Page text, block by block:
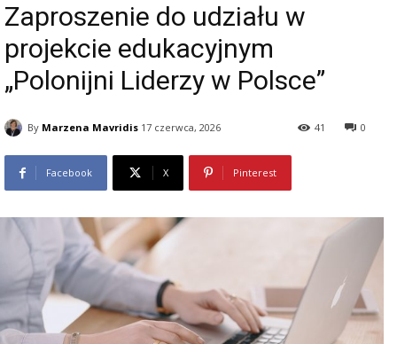
Zaproszenie do udziału w
projekcie edukacyjnym
„Polonijni Liderzy w Polsce”
By Marzena Mavridis 17 czerwca, 2026 0
41
Facebook X Pinterest